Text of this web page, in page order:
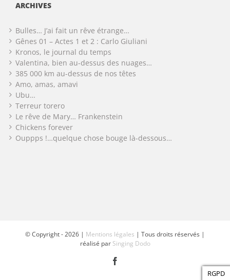
ARCHIVES
Bulles… J’ai fait un rêve étrange…
Gênes 01 – Actes 1 et 2 : Carlo Giuliani
Kronos, le journal du temps
Valentina, bien au-dessus des nuages…
385 000 km au-dessus de nos têtes
Amo, amas, amavi
Ubu…
Terreur torero
Le rêve de Mary… Frankenstein
Chickens forever
Ouppps !…quelque chose bouge là-dessous…
© Copyright -2026 | Mentions légales | Tous droits réservés |
réalisé par Singing Dodo
RGPD